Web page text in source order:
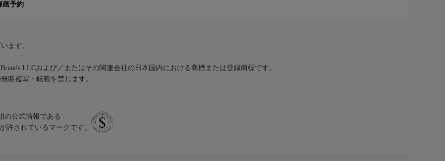
画予約
ます。
LLCおよび／またはその関連会社の日本国内における商標または登録商標です。
断複写・転載を禁じます。
の公式情報である
許されているマークです。